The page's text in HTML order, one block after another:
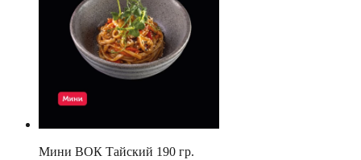
Мини ВОК Тайский 190 гр.